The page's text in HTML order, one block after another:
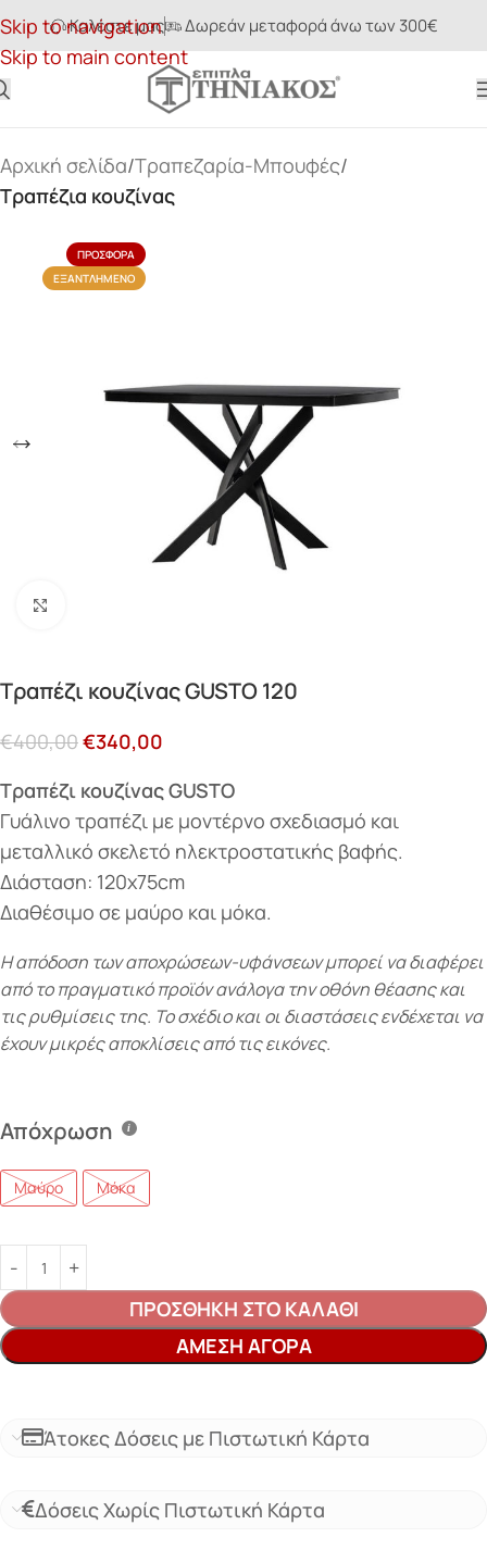
Skip to navigation
Skip to main content
Καλέστε μας Δωρεάν μεταφορά άνω των 300€
Αρχική σελίδα Τραπεζαρία-Μπουφές
Τραπέζια κουζίνας
ΠΡΟΣΦΟΡΆ
ΕΞΑΝΤΛΗΜΈΝΟ
Τραπέζι κουζίνας GUSTO 120
€400,00€340,00
Τραπέζι κουζίνας GUSTO
Γυάλινο τραπέζι με μοντέρνο σχεδιασμό και
μεταλλικό σκελετό ηλεκτροστατικής βαφής.
Διάσταση: 120x75cm
Διαθέσιμο σε μαύρο και μόκα.
Η απόδοση των αποχρώσεων-υφάνσεων μπορεί να διαφέρει
από το πραγματικό προϊόν ανάλογα την οθόνη θέασης και
τις ρυθμίσεις της. Το σχέδιο και οι διαστάσεις ενδέχεται να
έχουν μικρές αποκλίσεις από τις εικόνες.
Απόχρωση
Μαύρο Μόκα
ΠΡΟΣΘΉΚΗ ΣΤΟ ΚΑΛΆΘΙ
ΆΜΕΣΗ ΑΓΟΡΆ
Άτοκες Δόσεις με Πιστωτική Κάρτα
Δόσεις Χωρίς Πιστωτική Κάρτα